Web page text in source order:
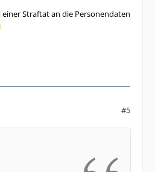
einer Straftat an die Personendaten
#5